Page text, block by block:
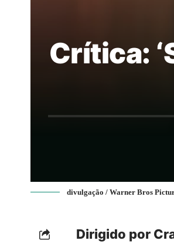
Crítica:
divulgação / Warner Bros
Dirigido por